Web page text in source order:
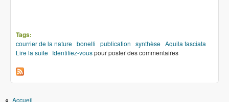
Tags:
courrier de la nature bonelli publication synthèse Aquila fasciata
Lire la suite de Dans la presse
Identifiez-vouspour poster des commentaires
Accueil